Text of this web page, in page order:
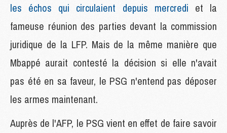
les échos qui circulaient depuis mercredi et la
fameuse réunion des parties devant la commission
juridique de la LFP. Mais de la même manière que
Mbappé aurait contesté la décision si elle n'avait
pas été en sa faveur, le PSG n'entend pas déposer
les armes maintenant.
Auprès de l'AFP, le PSG vient en effet de faire savoir